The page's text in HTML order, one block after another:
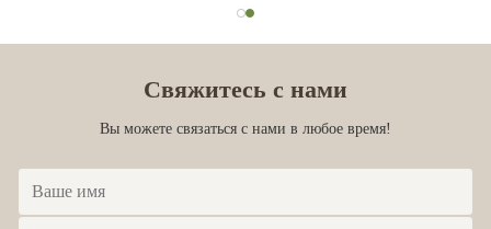
Свяжитесь с нами
Вы можете связаться с нами в любое время!